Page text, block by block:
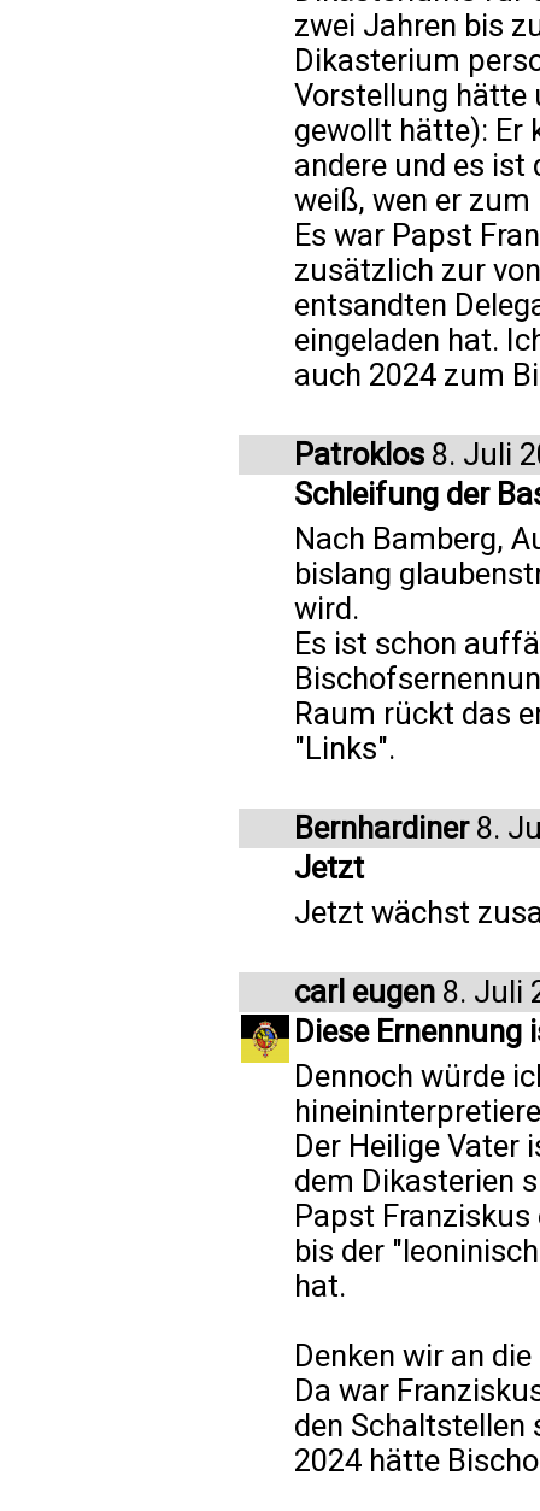
zwei Jahren bis
Dikasterium
Vorstellung hätte
gewollt hätte): Er
andere und es ist
weiß, wen er
Es war Papst
zusätzlich zur
entsandten
eingeladen hat.
auch 2024 zum
Patroklos 8. Juli
Schleifung der
Nach Bamberg,
bislang
wird.
Es ist schon
Raum rückt das
"Links".
Bernhardiner8.
Jetzt
Jetzt wächst
carl eugen 8. Juli
Diese
Dennoch würde
Der Heilige Vater
dem Dikasterien
Papst Franziskus
bis der
hat.
Denken wir an
Da war
den Schaltstellen
2024 hätte